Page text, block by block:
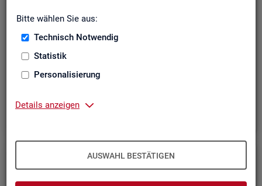
Bitte wählen Sie aus:
Technisch Notwendig
Statistik
Personalisierung
Details anzeigen
AUSWAHL BESTÄTIGEN
Eck­wer­te Ar­beits­markt
Eck­wer­te Fach­sta­tis­ti­ken